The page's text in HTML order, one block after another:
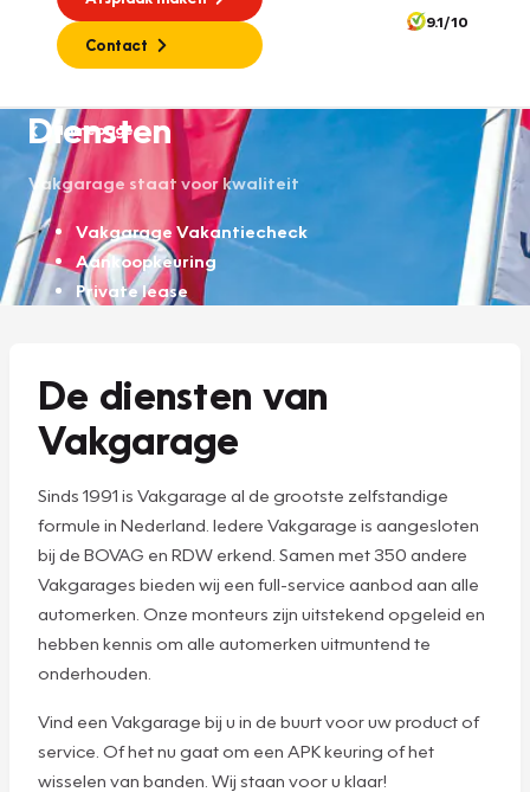
Contact
9.1/10
Homepage
Diensten
Vakgarage staat voor kwaliteit
Vakgarage Vakantiecheck
Aankoopkeuring
Private lease
De diensten van
Vakgarage
Sinds 1991 is Vakgarage al de grootste zelfstandige
formule in Nederland. Iedere Vakgarage is aangesloten
bij de BOVAG en RDW erkend. Samen met 350 andere
Vakgarages bieden wij een full-service aanbod aan alle
automerken. Onze monteurs zijn uitstekend opgeleid en
hebben kennis om alle automerken uitmuntend te
onderhouden.
Vind een Vakgarage bij u in de buurt voor uw product of
service. Of het nu gaat om een APK keuring of het
wisselen van banden. Wij staan voor u klaar!